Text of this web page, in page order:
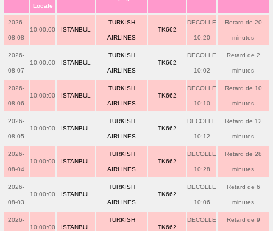
Locale
2026-
08-08
10:00:00 ISTANBUL
TURKISH
AIRLINES
TK662
DECOLLE
10:20
Retard de 20
minutes
2026-
08-07
10:00:00 ISTANBUL
TURKISH
AIRLINES
TK662
DECOLLE
10:02
Retard de 2
minutes
2026-
08-06
10:00:00 ISTANBUL
TURKISH
AIRLINES
TK662
DECOLLE
10:10
Retard de 10
minutes
2026-
08-05
10:00:00 ISTANBUL
TURKISH
AIRLINES
TK662
DECOLLE
10:12
Retard de 12
minutes
2026-
08-04
10:00:00 ISTANBUL
TURKISH
AIRLINES
TK662
DECOLLE
10:28
Retard de 28
minutes
2026-
08-03
10:00:00 ISTANBUL
TURKISH
AIRLINES
TK662
DECOLLE
10:06
Retard de 6
minutes
2026-
10:00:00 ISTANBUL
TURKISH
TK662
DECOLLE Retard de 9